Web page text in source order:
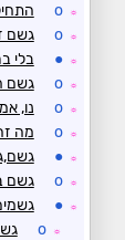
☼
o
☼
o גשם
☼
● בלי
☼
o גשם
☼
o נו,
☼
o מה
☼
●
☼
o גשם
☼
●
☼
o